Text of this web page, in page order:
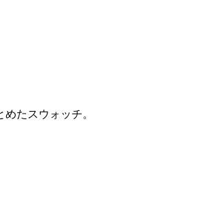
たスウォッチ。